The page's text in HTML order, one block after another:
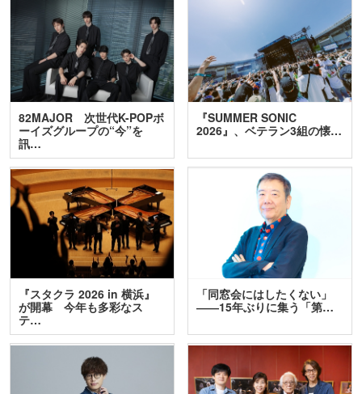
82MAJOR 次世代K-POPボ
ーイズグループの“今”を
訊…
『SUMMER SONIC
2026』、ベテラン3組の懐…
『スタクラ 2026 in 横浜』
が開幕 今年も多彩なス
テ…
「同窓会にはしたくない」
――15年ぶりに集う「第…